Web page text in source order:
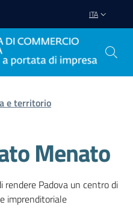
ITA
e territorio
Menato
rendere Padova un centro di
imprenditoriale